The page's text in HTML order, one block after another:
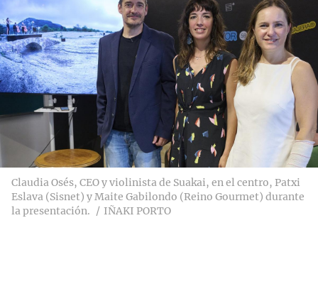
Claudia Osés, CEO y violinista de Suakai, en el centro, Patxi
Eslava (Sisnet) y Maite Gabilondo (Reino Gourmet) durante
la presentación.
IÑAKI PORTO